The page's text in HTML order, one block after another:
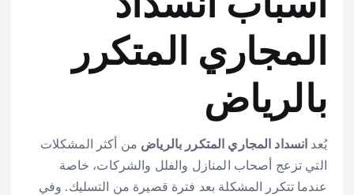
المجاري المتكرر
بالرياض
يُعد انسداد المجاري المتكرر بالرياض من أكثر المشكلات
التي تزعج أصحاب المنازل والفلل والشركات، خاصة
عندما تتكرر المشكلة بعد فترة قصيرة من التسليك. وفي